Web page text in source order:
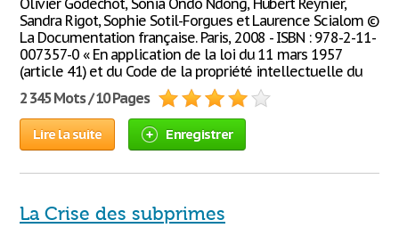
Olivier Godechot, Sonia Ondo Ndong, Hubert Reynier,
Sandra Rigot, Sophie Sotil-Forgues et Laurence Scialom ©
La Documentation française. Paris, 2008 - ISBN : 978-2-11-
007357-0 « En application de la loi du 11 mars 1957
(article 41) et du Code de la propriété intellectuelle du
2 345 Mots / 10 Pages
Lire la suite Enregistrer
La Crise des subprimes